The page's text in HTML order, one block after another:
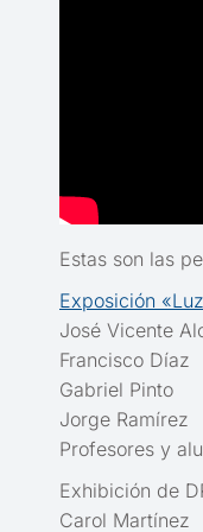
Estas son las
Exposición
José Vicente
Francisco Díaz
Gabriel Pinto
Jorge Ramírez
Profesores y
Exhibición de
Carol Martínez